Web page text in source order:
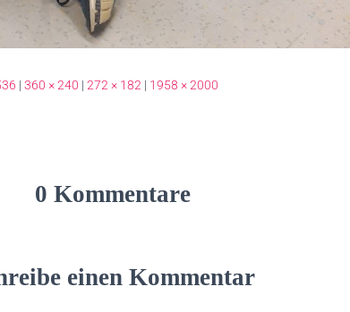
| 360 × 240 | 272 × 182 | 1958 × 2000
0 Kommentare
einen Kommentar